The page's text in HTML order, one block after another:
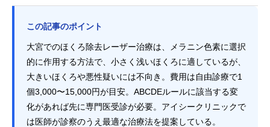
この記事のポイント
大宮でのほくろ除去レーザー治療は、メラニン色素に選択
的に作用する方法で、小さく浅いほくろに適しているが、
大きいほくろや悪性疑いには不向き。費用は自由診療で1
個3,000〜15,000円が目安。ABCDEルールに該当する変
化があれば先に専門医受診が必要。アイシークリニックで
は医師が診察のうえ最適な治療法を提案している。